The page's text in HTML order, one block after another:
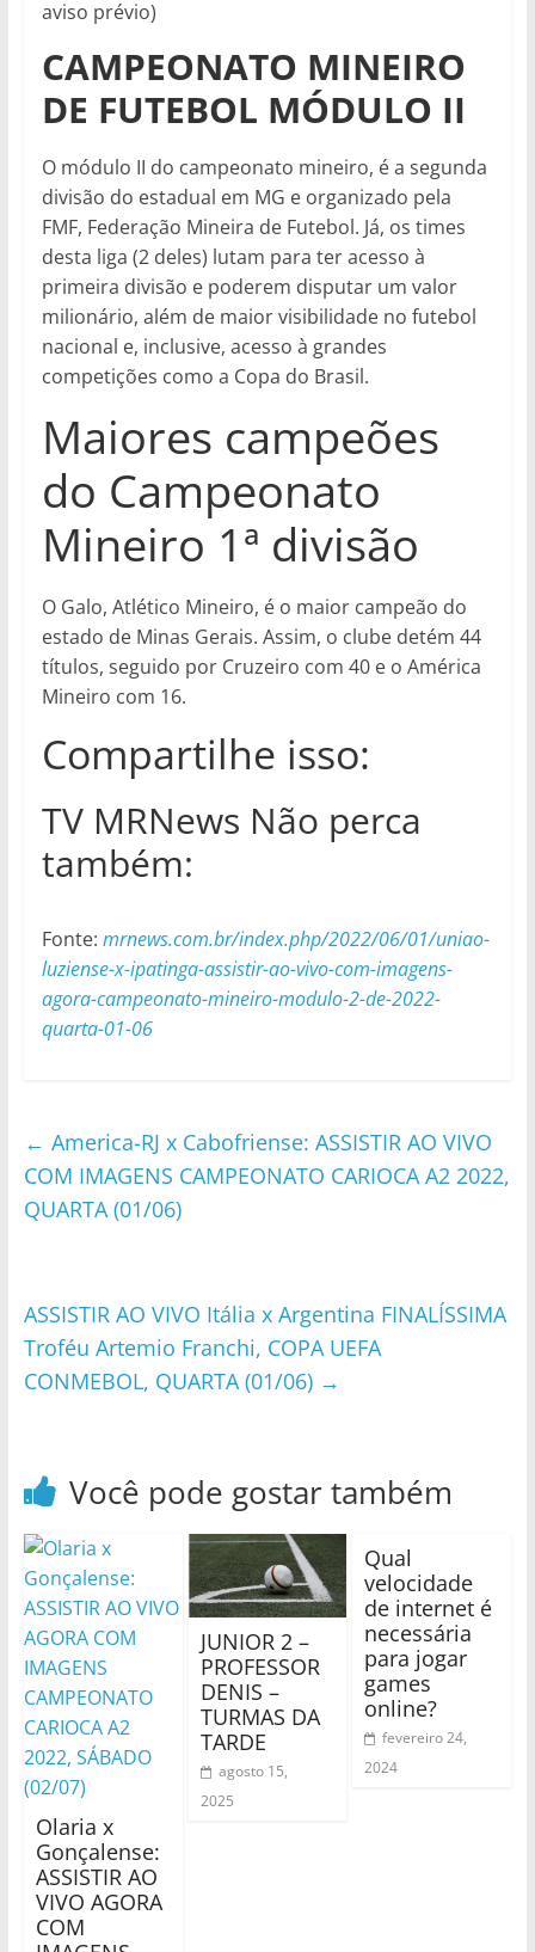
aviso prévio)
CAMPEONATO MINEIRO
DE FUTEBOL MÓDULO II
O módulo II do campeonato mineiro, é a segunda
divisão do estadual em MG e organizado pela
FMF, Federação Mineira de Futebol. Já, os times
desta liga (2 deles) lutam para ter acesso à
primeira divisão e poderem disputar um valor
milionário, além de maior visibilidade no futebol
nacional e, inclusive, acesso à grandes
competições como a Copa do Brasil.
Maiores campeões
do Campeonato
Mineiro 1ª divisão
O Galo, Atlético Mineiro, é o maior campeão do
estado de Minas Gerais. Assim, o clube detém 44
títulos, seguido por Cruzeiro com 40 e o América
Mineiro com 16.
Compartilhe isso:
TV MRNews Não perca
também:
Fonte: mrnews.com.br/index.php/2022/06/01/uniao-
luziense-x-ipatinga-assistir-ao-vivo-com-imagens-
agora-campeonato-mineiro-modulo-2-de-2022-
quarta-01-06
← America-RJ x Cabofriense: ASSISTIR AO VIVO
COM IMAGENS CAMPEONATO CARIOCA A2 2022,
QUARTA (01/06)
ASSISTIR AO VIVO Itália x Argentina FINALÍSSIMA
Troféu Artemio Franchi, COPA UEFA
CONMEBOL, QUARTA (01/06) →
Você pode gostar também
Olaria x
Gonçalense:
ASSISTIR AO
VIVO AGORA
COM
JUNIOR 2 –
PROFESSOR
DENIS –
TURMAS DA
TARDE
agosto 15,
2025
Qual
velocidade
de internet é
necessária
para jogar
games
online?
fevereiro 24,
2024